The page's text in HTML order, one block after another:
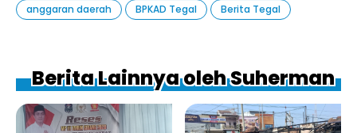
anggaran daerah
BPKAD Tegal Berita Tegal
Berita Lainnya oleh Suherman